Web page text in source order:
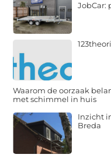
JobCar:
Waarom de oorzaak
met schimmel in huis
Inzicht
Breda